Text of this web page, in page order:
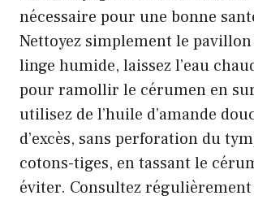
nécessaire pour une bonne
Nettoyez simplement le
linge humide, laissez l’eau
pour ramollir le cérumen en
utilisez de l’huile d’amande
d’excès, sans perforation du
cotons-tiges, en tassant le
éviter. Consultez régulièrement